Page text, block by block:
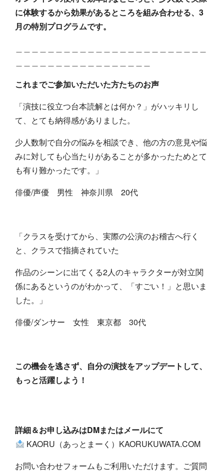
に体験するから効果があるところを組み合わせる、3
月の特別プログラムです。
これまでご参加いただいた方たちのお声
「演技に役立つ台本読解とは何か？」がハッキリし
て、とても納得感がありました。
少人数制で自分の悩みを相談でき、他の方の意見や悩
みに対しても心当たりがあることが多かったためとて
も有り難かったです。」
俳優/声優 男性 神奈川県 20代
「クラスを受けてから、実際の公演のお稽古へ行く
と、 クラスで指摘されていた
作品のシーンに出てくる2人のキャラクターが対立関
係にあるというのがわかって、「すごい！」と思いま
した。」
俳優/ダンサー 女性 東京都 30代
この機会を逃さず、自分の演技をアップデートして、
もっと活躍しよう！
詳細＆お申し込みはDMまたはメールにて
KAORU（あっとまーく）KAORUKUWATA.COM
お問い合わせフォームもご利用いただけます。ご質問